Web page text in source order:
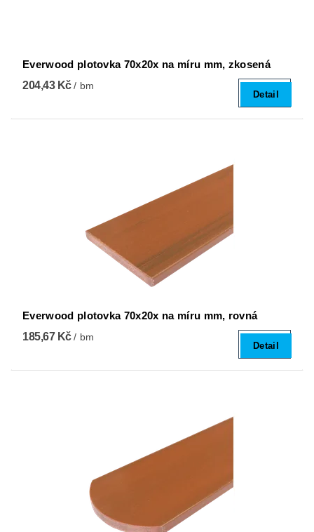
Everwood plotovka 70x20x na míru mm, zkosená
204,43 Kč/ bm
Detail
Everwood plotovka 70x20x na míru mm, rovná
185,67 Kč/ bm
Detail